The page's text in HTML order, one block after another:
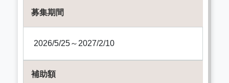
募集期間
2026/5/25～2027/2/10
補助額